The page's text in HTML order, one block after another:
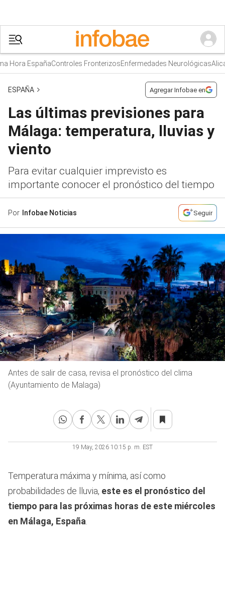
EspañaControles FronterizosEnfermedades Neurológicas
ESPAÑA Agregar Infobae en
Las últimas previsiones para
Málaga: temperatura, lluvias y
viento
Para evitar cualquier imprevisto es
importante conocer el pronóstico del tiempo
Por Infobae Noticias Seguir
Antes de salir de casa, revisa el pronóstico del clima
(Ayuntamiento de Malaga)
19 May, 2026 10:15 p. m. EST
Temperatura máxima y mínima, así como
probabilidades de lluvia, este es el pronóstico del
tiempo para las próximas horas de este miércoles
en Málaga, España